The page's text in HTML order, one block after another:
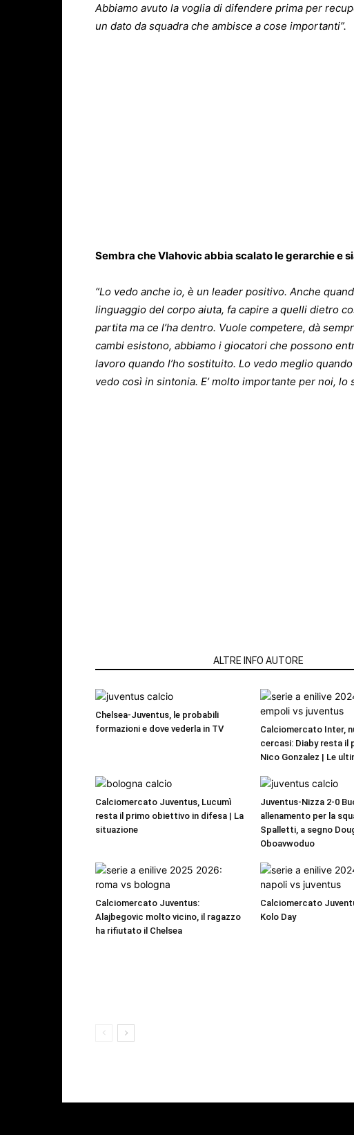
Abbiamo avuto la voglia di difendere prima per
un dato da squadra che ambisce a cose importanti”.
Sembra che Vlahovic abbia scalato le gerarchie e
“Lo vedo anche io, è un leader positivo. Anche
linguaggio del corpo aiuta, fa capire a quelli dietro
partita ma ce l’ha dentro. Vuole competere, dà
cambi esistono, abbiamo i giocatori che possono
lavoro quando l’ho sostituito. Lo vedo meglio
vedo così in sintonia. E’ molto importante per noi, lo
ALTRE INFO AUTORE
Chelsea-Juventus, le probabili
formazioni e dove vederla in TV
Calciomercato Inter,
cercasi: Diaby resta il
Nico Gonzalez | Le
Calciomercato Juventus, Lucumì
resta il primo obiettivo in difesa | La
situazione
Juventus-Nizza 2-0
allenamento per la
Spalletti, a segno
Oboavwoduo
Calciomercato Juventus:
Alajbegovic molto vicino, il ragazzo
ha rifiutato il Chelsea
Calciomercato
Kolo Day